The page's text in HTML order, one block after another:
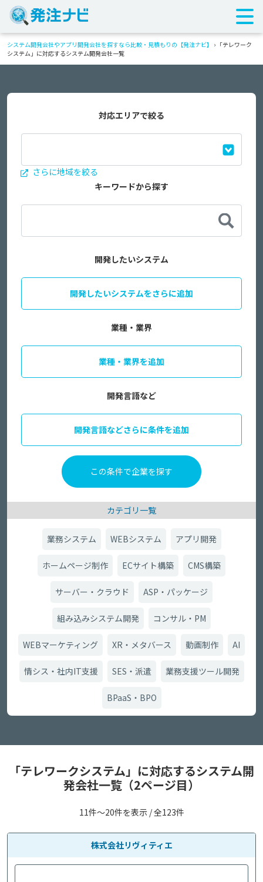
システム開発会社やアプリ開発会社を探すなら比較・見積もりの【発注ナビ】 › 「テレワーク
システム」に対応するシステム開発会社一覧
対応エリアで絞る
さらに地域を絞る
キーワードから探す
開発したいシステム
開発したいシステムをさらに追加
業種・業界
業種・業界を追加
開発言語など
開発言語などさらに条件を追加
カテゴリ一覧
業務システム WEBシステム アプリ開発
ホームページ制作 ECサイト構築 CMS構築
サーバー・クラウド ASP・パッケージ
組み込みシステム開発 コンサル・PM
WEBマーケティング XR・メタバース 動画制作 AI
情シス・社内IT支援 SES・派遣 業務支援ツール開発
BPaaS・BPO
「テレワークシステム」に対応するシステム開
発会社一覧（2ページ目）
11件〜20件を表示 / 全123件
株式会社リヴィティエ